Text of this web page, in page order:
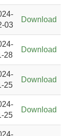
03
Download
28
Download
25
Download
25
Download